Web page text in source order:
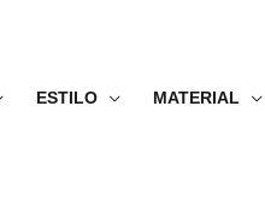
ESTILO MATERIAL